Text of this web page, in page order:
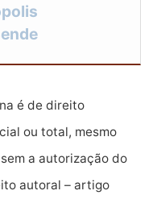
é de direito
ou total, mesmo
a autorização do
autoral – artigo